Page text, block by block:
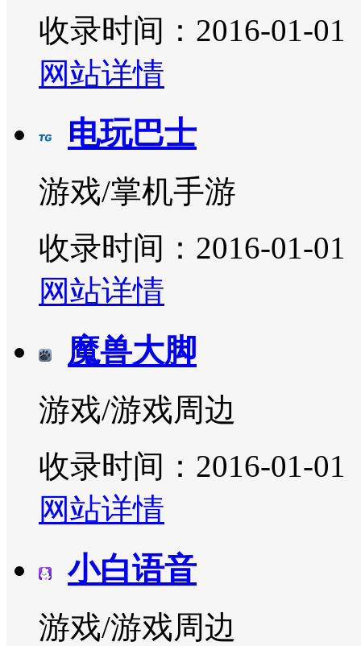
收录时间：2016-01-01
网站详情
电玩巴士
游戏/掌机手游
收录时间：2016-01-01
网站详情
魔兽大脚
游戏/游戏周边
收录时间：2016-01-01
网站详情
小白语音
游戏/游戏周边